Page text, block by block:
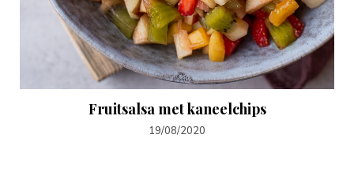
Fruitsalsa met kaneelchips
19/08/2020